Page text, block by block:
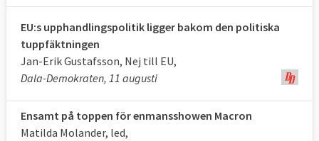
EU:s upphandlingspolitik ligger bakom den politiska
tuppfäktningen
Jan-Erik Gustafsson, Nej till EU,
Dala-Demokraten, 11 augusti
Ensamt på toppen för enmansshowen Macron
Matilda Molander, led,